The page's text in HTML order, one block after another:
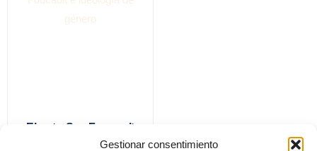
Gestionar consentimiento
El puto San Foucault